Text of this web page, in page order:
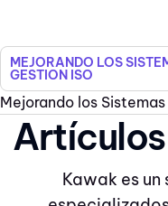
MEJORANDO LOS
GESTION ISO
Mejorando los
Kawak es